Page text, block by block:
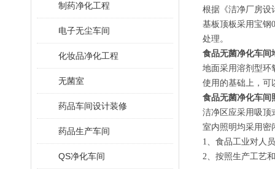
制药净化工程
电子无尘车间
化妆品净化工程
无菌室
药品车间设计装修
药品生产车间
QS净化车间
根据《洁净厂房设
基板顶板采用宝钢
处理。
食品无菌净化车间
地面采用溶剂型环
使用的基础上，可
食品无菌净化车间
洁净区应采用吸顶
室内照明均采用
1、食品工业对人
2、按照生产工艺